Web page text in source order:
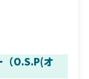
（O.S.P(オ